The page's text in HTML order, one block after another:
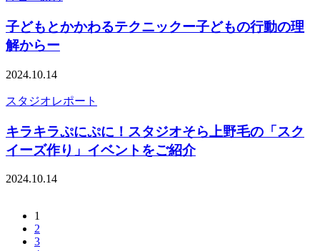
子どもとかかわるテクニックー子どもの行動の理
解からー
2024.10.14
スタジオレポート
キラキラぷにぷに！スタジオそら上野毛の「スク
イーズ作り」イベントをご紹介
2024.10.14
1
2
3